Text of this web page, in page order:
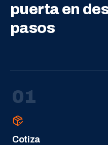
puerta en
pasos
01
Cotiza